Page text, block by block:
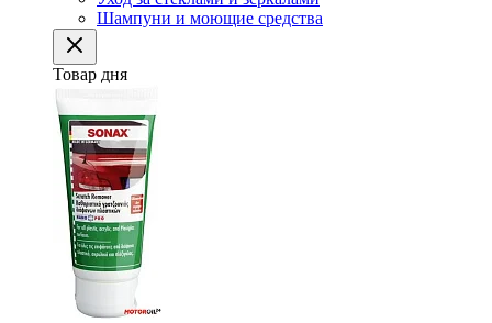
Шампуни и моющие средства
Товар дня